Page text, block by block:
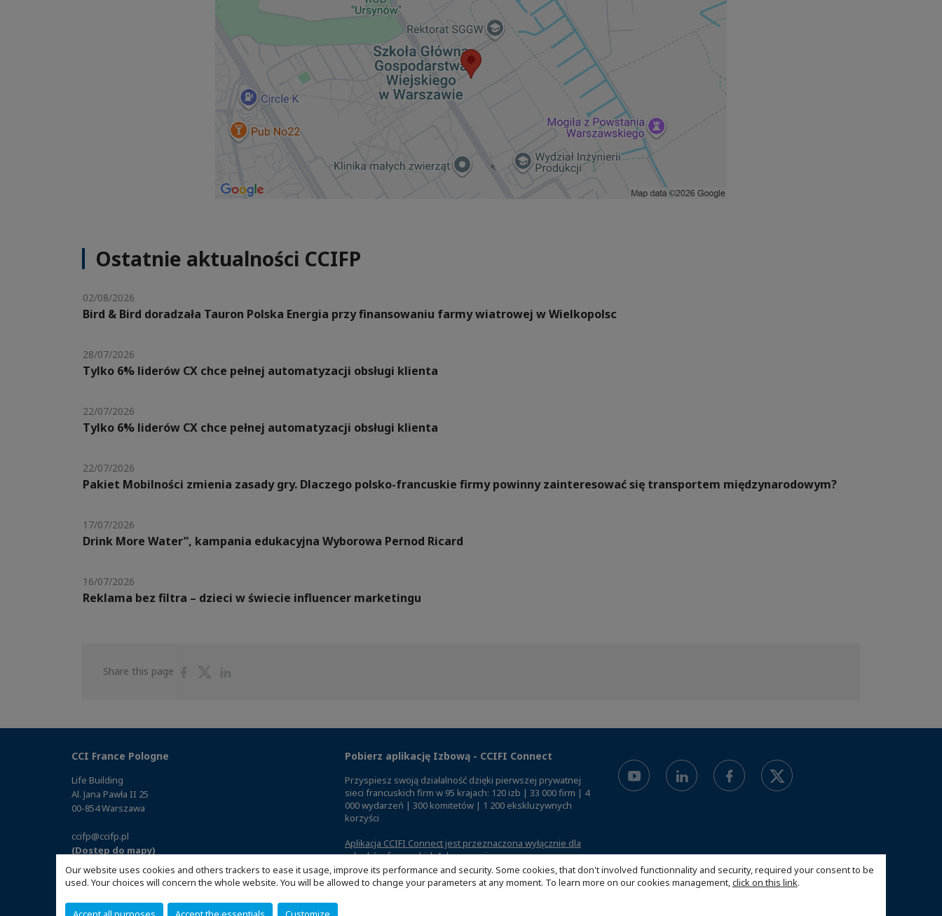
Our website uses cookies and others trackers to ease it usage, improve its performance and security. Some cookies, that don't involved functionnality and security, required your consent to be
used. Your choices will concern the whole website. You will be allowed to change your parameters at any moment. To learn more on our cookies management,click on this link.
Ostatnie aktualności CCIFP
02/08/2026
Bird & Bird doradzała Tauron Polska Energia przy finansowaniu farmy wiatrowej w Wielkopolsc
28/07/2026
Tylko 6% liderów CX chce pełnej automatyzacji obsługi klienta
22/07/2026
Tylko 6% liderów CX chce pełnej automatyzacji obsługi klienta
22/07/2026
Pakiet Mobilności zmienia zasady gry. Dlaczego polsko-francuskie firmy powinny zainteresować się transportem międzynarodowym?
17/07/2026
Drink More Water”, kampania edukacyjna Wyborowa Pernod Ricard
16/07/2026
Reklama bez filtra – dzieci w świecie influencer marketingu
Share this page
ShareShare
CCI France Pologne
Life Building
Al. Jana Pawła II 25
00-854 Warszawa
ccifp@ccifp.pl
(Dostęp do mapy)
Pobierz aplikację Izbową - CCIFI Connect
Przyspiesz swoją działalność dzięki pierwszej prywatnej
sieci francuskich firm w 95 krajach: 120 izb | 33 000 firm | 4
000 wydarzeń | 300 komitetów | 1 200 ekskluzywnych
korzyści
Aplikacja CCIFI Connect jest przeznaczona wyłącznie dla
członków francuskich Izb za granicą.